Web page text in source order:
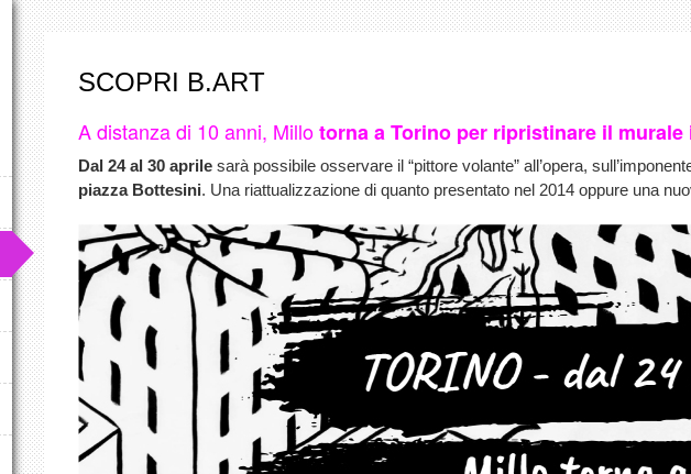
SCOPRI B.ART
A distanza di 10 anni, Millotorna a Torino per ripristinare il murale
Dal 24 al 30 aprile sarà possibile osservare il “pittore volante” all’opera,
piazza Bottesini. Una riattualizzazione di quanto presentato nel 2014 oppure una